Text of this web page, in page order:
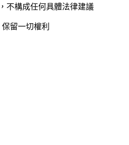
不構成任何具體法律建議
留一切權利